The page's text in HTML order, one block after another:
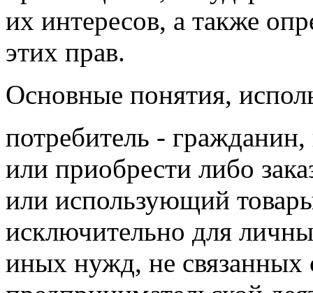
их интересов, а также
этих прав.
Основные понятия,
потребитель -
или приобрести либо
или использующий
исключительно для
иных нужд, не связанных